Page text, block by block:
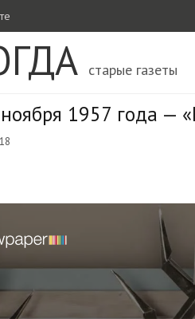
старые газеты
1957 года —